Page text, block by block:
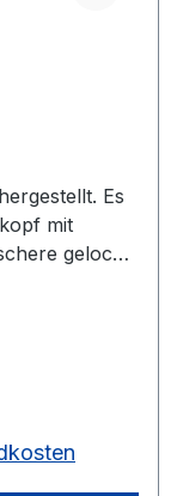
Es
mit
gelockt